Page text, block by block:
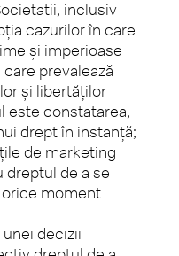
inclusiv
cazurilor în care
și imperioase
prevalează
și libertăților
este constatarea,
drept în instanță;
de marketing
dreptul de a se
moment
decizii